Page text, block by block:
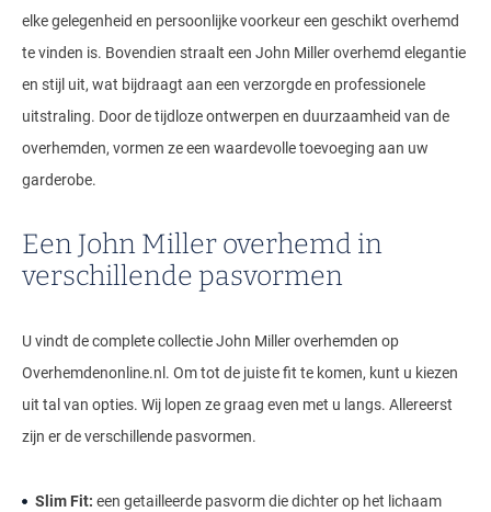
elke gelegenheid en persoonlijke voorkeur een geschikt overhemd
te vinden is. Bovendien straalt een John Miller overhemd elegantie
en stijl uit, wat bijdraagt aan een verzorgde en professionele
uitstraling. Door de tijdloze ontwerpen en duurzaamheid van de
overhemden, vormen ze een waardevolle toevoeging aan uw
garderobe.
Een John Miller overhemd in
verschillende pasvormen
U vindt de complete collectie John Miller overhemden op
Overhemdenonline.nl. Om tot de juiste fit te komen, kunt u kiezen
uit tal van opties. Wij lopen ze graag even met u langs. Allereerst
zijn er de verschillende pasvormen.
Slim Fit: een getailleerde pasvorm die dichter op het lichaam